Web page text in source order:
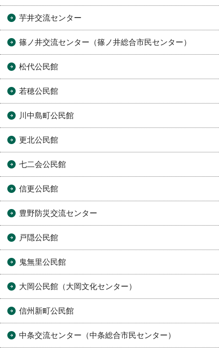
芋井交流センター
篠ノ井交流センター（篠ノ井総合市民センター）
松代公民館
若穂公民館
川中島町公民館
更北公民館
七二会公民館
信更公民館
豊野防災交流センター
戸隠公民館
鬼無里公民館
大岡公民館（大岡文化センター）
信州新町公民館
中条交流センター（中条総合市民センター）